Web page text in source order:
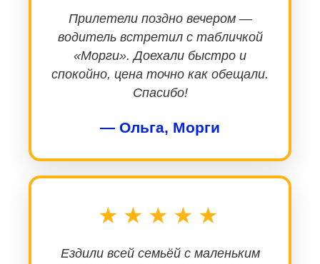
Прилетели поздно вечером —
водитель встретил с табличкой
«Морги». Доехали быстро и
спокойно, цена точно как обещали.
Спасибо!
— Ольга, Морги
★★★★★
Ездили всей семьёй с маленьким